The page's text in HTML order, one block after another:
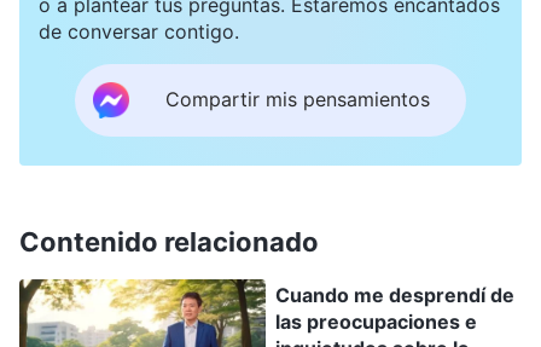
hasta valerme por mí mismo sería un problema.
mi deber a tiempo completo en la iglesia estos
últimos años, entonces, ¿cómo es que me ha
tocado una enfermedad así? Si al menos fuera
por lo menos eso no retrasaría mi deber. Pero si
no veo y no puedo cumplir un deber, ¿no me
convertiré en un inútil? ¿Cómo voy a poder
de conversar contigo.
Compartir mis pensamientos
Contenido relacionado
Cuando me desprendí de
las preocupaciones e